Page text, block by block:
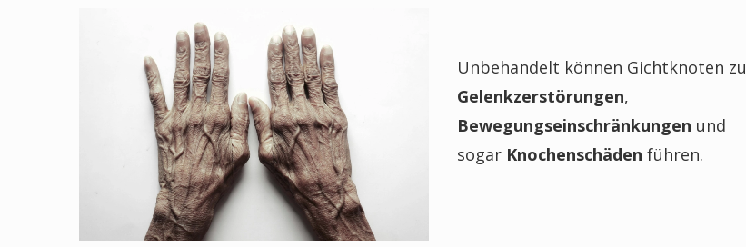
Unbehandelt können Gichtknoten zu
Gelenkzerstörungen,
Bewegungseinschränkungen und
sogar Knochenschäden führen.